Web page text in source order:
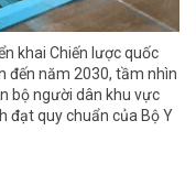
khai Chiến lược quốc
đến năm 2030, tầm nhìn
bộ người dân khu vực
đạt quy chuẩn của Bộ Y